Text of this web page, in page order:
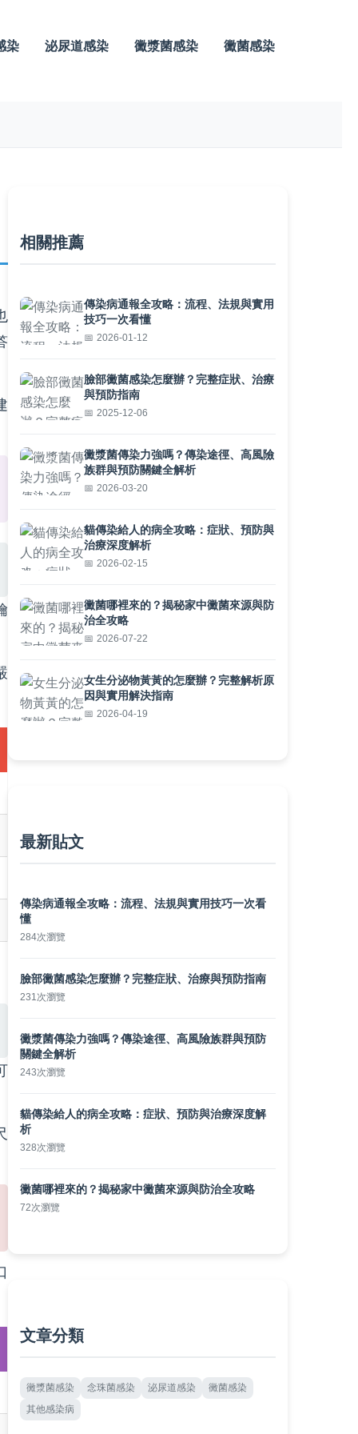
染 泌尿道感染 黴漿菌感染 黴菌感染
相關推薦
傳染病通報全攻略：流程、法規與實用
技巧一次看懂
2026-01-12
臉部黴菌感染怎麼辦？完整症狀、治療
與預防指南
2025-12-06
黴漿菌傳染力強嗎？傳染途徑、高風險
族群與預防關鍵全解析
2026-03-20
貓傳染給人的病全攻略：症狀、預防與
治療深度解析
2026-02-15
黴菌哪裡來的？揭秘家中黴菌來源與防
治全攻略
2026-07-22
女生分泌物黃黃的怎麼辦？完整解析原
因與實用解決指南
2026-04-19
最新貼文
傳染病通報全攻略：流程、法規與實用技巧一次看
懂
284次瀏覽
臉部黴菌感染怎麼辦？完整症狀、治療與預防指南
231次瀏覽
黴漿菌傳染力強嗎？傳染途徑、高風險族群與預防
關鍵全解析
243次瀏覽
貓傳染給人的病全攻略：症狀、預防與治療深度解
析
328次瀏覽
黴菌哪裡來的？揭秘家中黴菌來源與防治全攻略
72次瀏覽
文章分類
黴漿菌感染 念珠菌感染 泌尿道感染
黴菌感染
其他感染病